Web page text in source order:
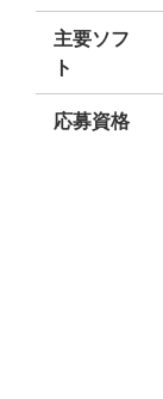
主要ソフ
ト
応募資格